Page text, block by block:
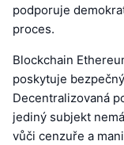
podporuje
proces.
Blockchain
poskytuje
Decentralizovaná
jediný subjekt
vůči cenzuře a